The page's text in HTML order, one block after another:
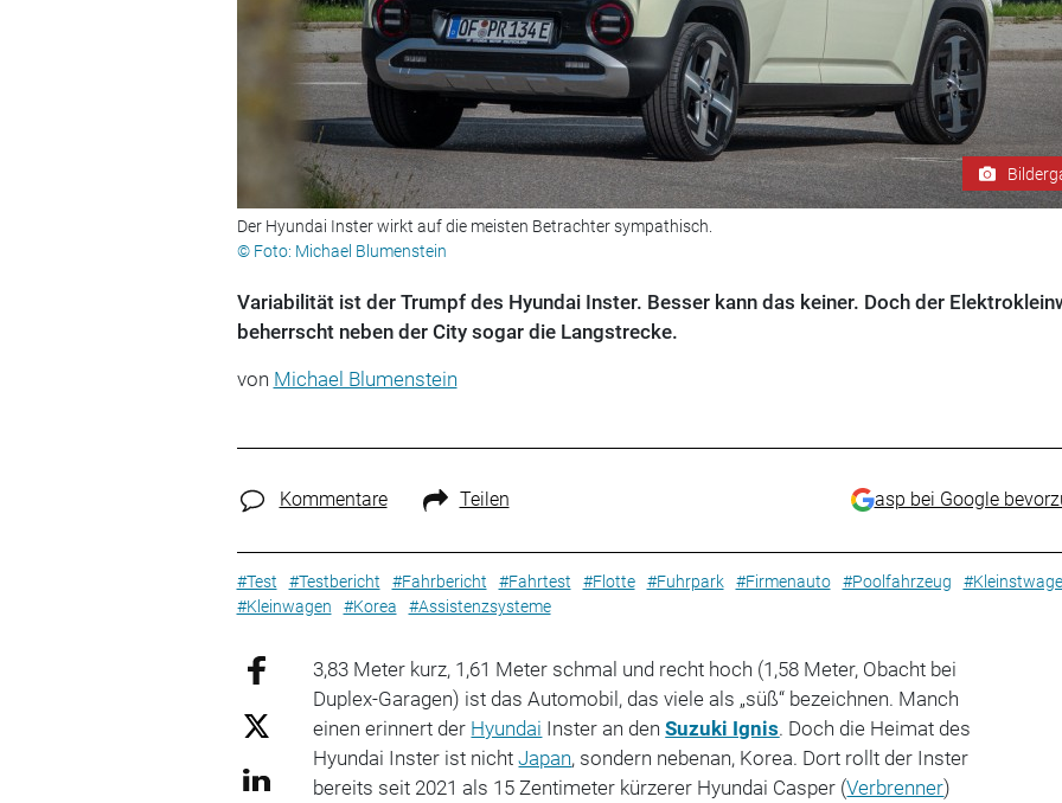
Der Hyundai Inster wirkt auf die meisten Betrachter sympathisch.
© Foto: Michael Blumenstein
Variabilität ist der Trumpf des Hyundai Inster. Besser kann das keiner. Doch der
beherrscht neben der City sogar die Langstrecke.
von Michael Blumenstein
Kommentare Teilen asp bei Google
#Test #Testbericht #Fahrbericht #Fahrtest #Flotte #Fuhrpark #Firmenauto #Poolfahrzeug
#Kleinwagen
#Korea #Assistenzsysteme
3,83 Meter kurz, 1,61 Meter schmal und recht hoch (1,58 Meter, Obacht bei
Duplex-Garagen) ist das Automobil, das viele als „süß“ bezeichnen. Manch
einen erinnert der Hyundai Inster an denSuzuki Ignis. Doch die Heimat des
Hyundai Inster ist nichtJapan, sondern nebenan, Korea. Dort rollt der Inster
bereits seit 2021 als 15 Zentimeter kürzerer Hyundai Casper (Verbrenner)